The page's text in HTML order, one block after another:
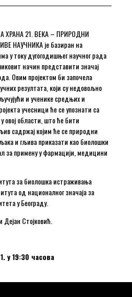
ХРАНА 21. ВЕКА – ПРИРОДНИ
НАУЧНИКА је базиран на
у току дугогодишњег научног рада
начин представити значај
Овим пројектом би започела
резултата, који су недовољно
и ученике средњих и
учесници ће се упознати са
овој области, што ће бити
садржај којим ће се природни
и гљива приказати као биолошки
за примену у фармацији, медицини
за биолошка истраживања
од националног значаја за
у Београду.
Стојковић.
у 19:30 часова